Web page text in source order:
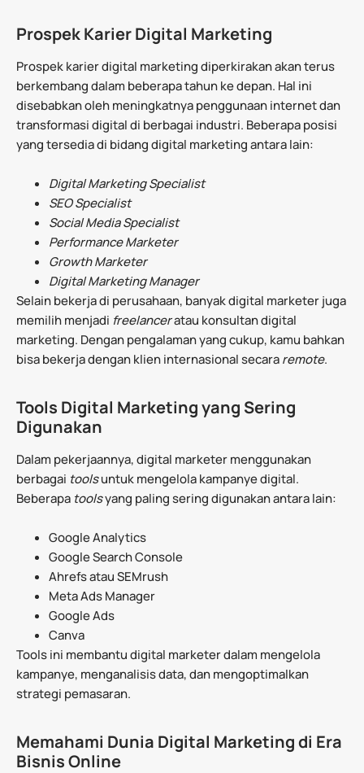
Prospek Karier Digital Marketing
Prospek karier digital marketing diperkirakan akan terus
berkembang dalam beberapa tahun ke depan. Hal ini
disebabkan oleh meningkatnya penggunaan internet dan
transformasi digital di berbagai industri. Beberapa posisi
yang tersedia di bidang digital marketing antara lain:
Digital Marketing Specialist
SEO Specialist
Social Media Specialist
Performance Marketer
Growth Marketer
Digital Marketing Manager
Selain bekerja di perusahaan, banyak digital marketer juga
memilih menjadi freelanceratau konsultan digital
marketing. Dengan pengalaman yang cukup, kamu bahkan
bisa bekerja dengan klien internasional secararemote.
Tools Digital Marketing yang Sering
Digunakan
Dalam pekerjaannya, digital marketer menggunakan
berbagai toolsuntuk mengelola kampanye digital.
Beberapa toolsyang paling sering digunakan antara lain:
Google Analytics
Google Search Console
Ahrefs atau SEMrush
Meta Ads Manager
Google Ads
Canva
Tools ini membantu digital marketer dalam mengelola
kampanye, menganalisis data, dan mengoptimalkan
strategi pemasaran.
Memahami Dunia Digital Marketing di Era
Bisnis Online